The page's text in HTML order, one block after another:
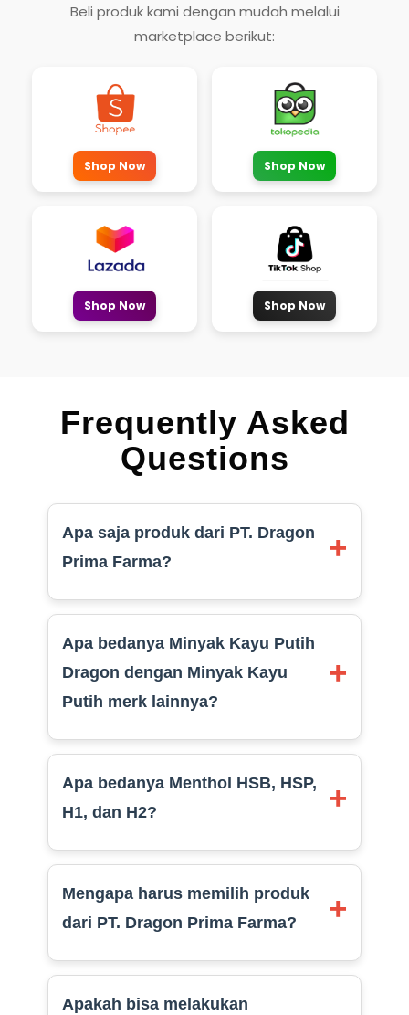
Beli produk kami dengan mudah melalui
marketplace berikut:
Shop Now Shop Now
Shop Now Shop Now
Frequently Asked
Questions
Apa saja produk dari PT. Dragon
Prima Farma?
+
Apa bedanya Minyak Kayu Putih
Dragon dengan Minyak Kayu
Putih merk lainnya?
+
Apa bedanya Menthol HSB, HSP,
H1, dan H2?
+
Mengapa harus memilih produk
dari PT. Dragon Prima Farma?
+
Apakah bisa melakukan